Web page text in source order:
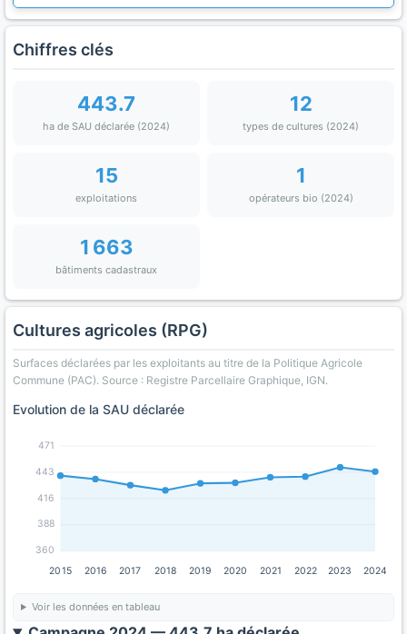
Chiffres clés
443.7
ha de SAU déclarée (2024)
12
types de cultures (2024)
15
exploitations
1
opérateurs bio (2024)
1 663
bâtiments cadastraux
Cultures agricoles (RPG)
Surfaces déclarées par les exploitants au titre de la Politique Agricole
Commune (PAC). Source : Registre Parcellaire Graphique, IGN.
Evolution de la SAU déclarée
360
388
416
443
471
2015 2016 2017 2018 2019 2020 2021 2022 2023 2024
Voir les données en tableau